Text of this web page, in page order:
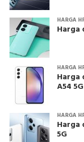
HARGA
Harga
HARGA
Harga
A54 5G
HARGA
Harga
5G